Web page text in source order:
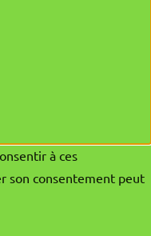
à ces
son consentement peut